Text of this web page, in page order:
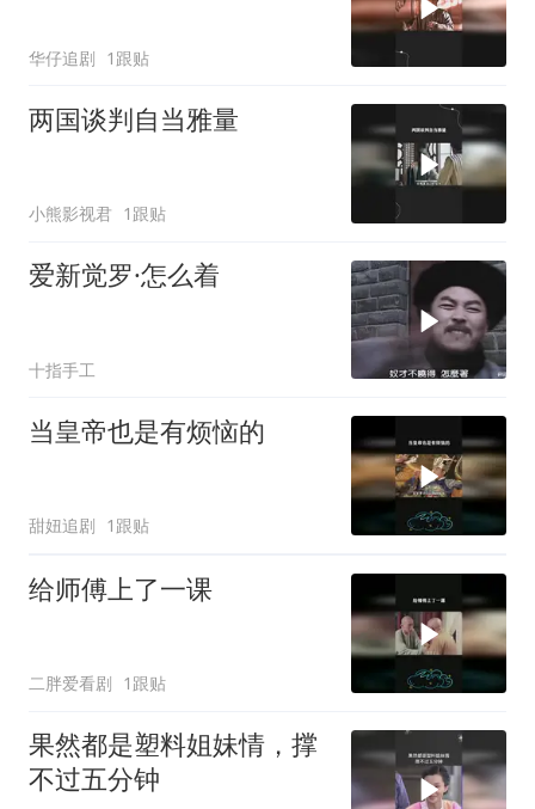
华仔追剧 1跟贴
两国谈判自当雅量
小熊影视君 1跟贴
爱新觉罗·怎么着
十指手工
当皇帝也是有烦恼的
甜妞追剧 1跟贴
给师傅上了一课
二胖爱看剧 1跟贴
果然都是塑料姐妹情，撑
不过五分钟